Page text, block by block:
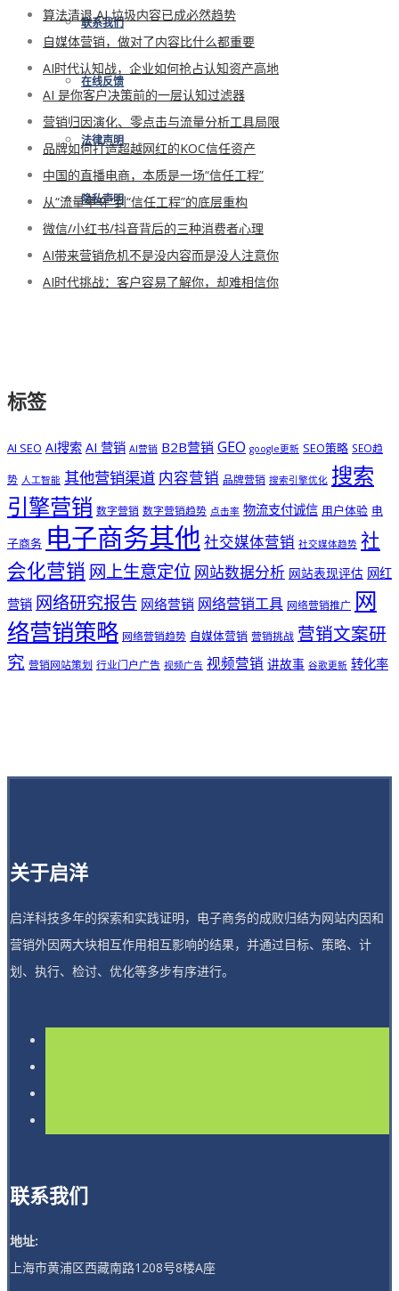
联系我们
在线反馈
法律声明
隐私声明
算法清退 AI 垃圾内容已成必然趋势
自媒体营销，做对了内容比什么都重要
AI时代认知战，企业如何抢占认知资产高地
AI 是你客户决策前的一层认知过滤器
营销归因演化、零点击与流量分析工具局限
品牌如何打造超越网红的KOC信任资产
中国的直播电商，本质是一场“信任工程”
从“流量争夺”到“信任工程”的底层重构
微信/小红书/抖音背后的三种消费者心理
AI带来营销危机不是没内容而是没人注意你
AI时代挑战：客户容易了解你，却难相信你
标签
AI SEO AI搜索 AI 营销 AI营销 B2B营销 GEO google更新 SEO策略 SEO趋
势 人工智能 其他营销渠道 内容营销 品牌营销 搜索引擎优化 搜索
引擎营销 数字营销 数字营销趋势 点击率 物流支付诚信 用户体验 电
子商务 电子商务其他社交媒体营销 社交媒体趋势 社
会化营销 网上生意定位 网站数据分析 网站表现评估 网红
营销 网络研究报告 网络营销 网络营销工具 网络营销推广 网
络营销策略 网络营销趋势 自媒体营销 营销挑战 营销文案研
究 营销网站策划 行业门户广告 视频广告 视频营销 讲故事 谷歌更新 转化率
关于启洋
启洋科技多年的探索和实践证明，电子商务的成败归结为网站内因和
营销外因两大块相互作用相互影响的结果，并通过目标、策略、计
划、执行、检讨、优化等多步有序进行。
联系我们
地址:
上海市黄浦区西藏南路1208号8楼A座